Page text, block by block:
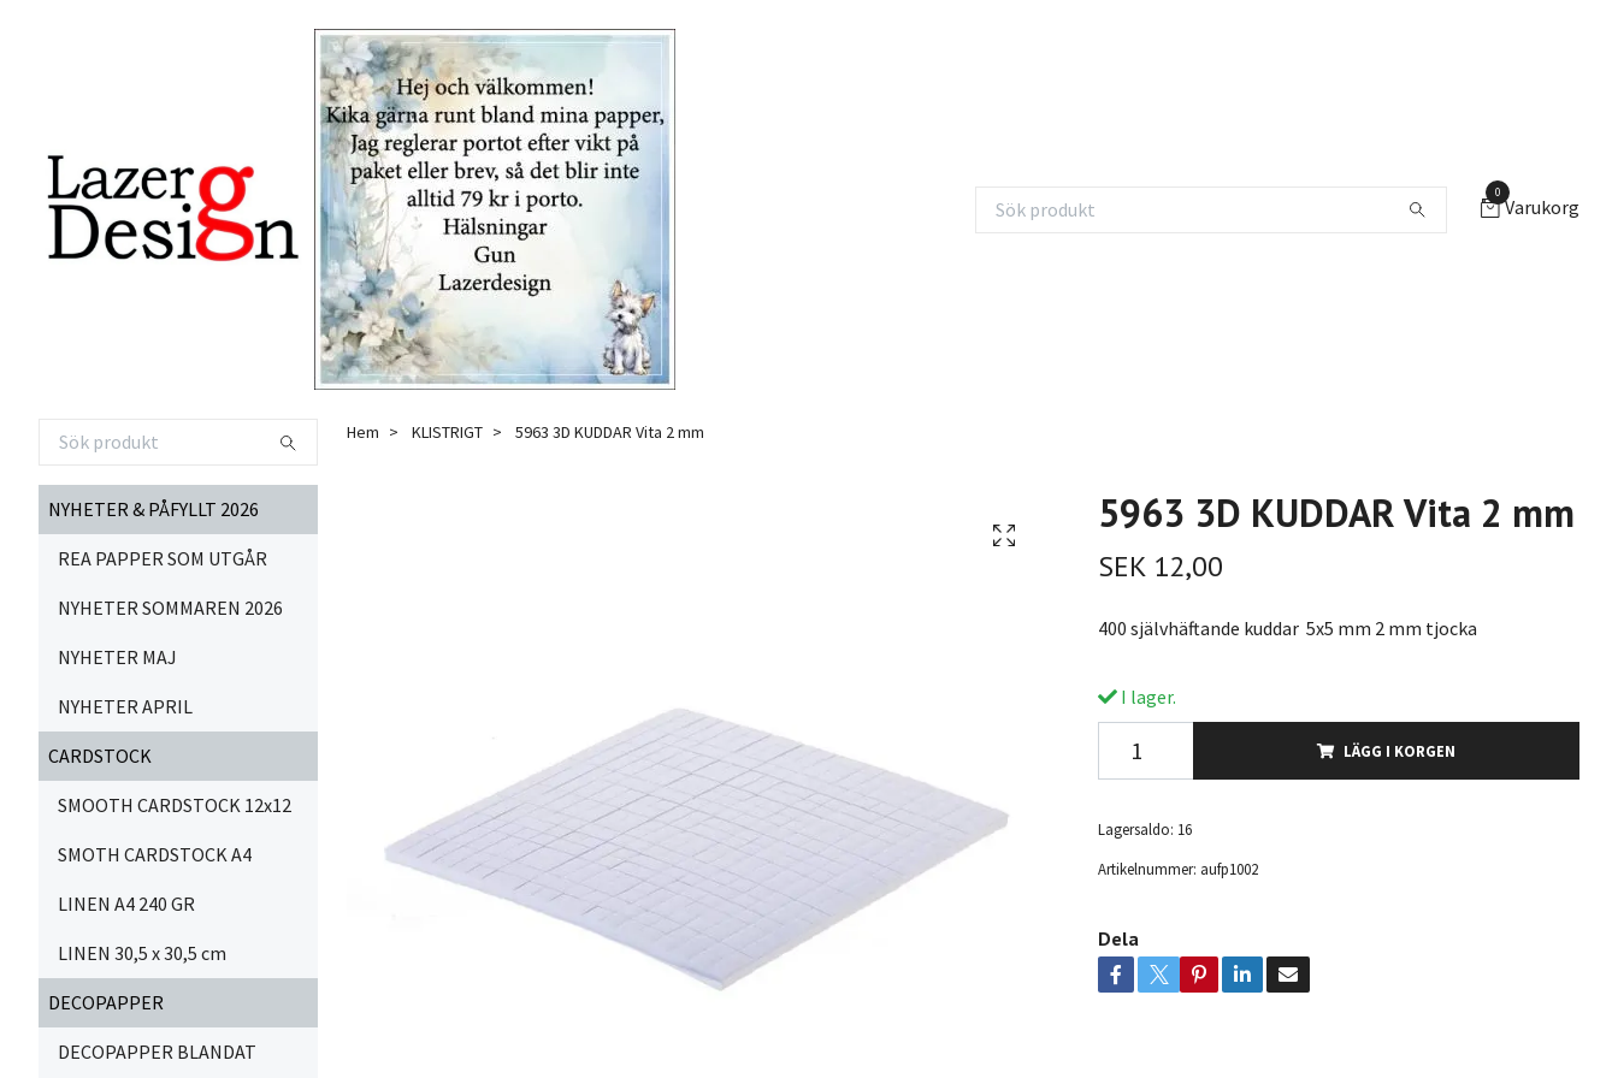
0
Varukorg
NYHETER & PÅFYLLT 2026
REA PAPPER SOM UTGÅR
NYHETER SOMMAREN 2026
NYHETER MAJ
NYHETER APRIL
CARDSTOCK
SMOOTH CARDSTOCK 12x12
SMOTH CARDSTOCK A4
LINEN A4 240 GR
LINEN 30,5 x 30,5 cm
DECOPAPPER
DECOPAPPER BLANDAT
Hem KLISTRIGT 5963 3D KUDDAR Vita 2 mm
5963 3D KUDDAR Vita 2 mm
SEK 12,00
400 självhäftande kuddar 5x5 mm 2 mm tjocka
I lager.
LÄGG I KORGEN
Lagersaldo: 16
Artikelnummer: aufp1002
Dela